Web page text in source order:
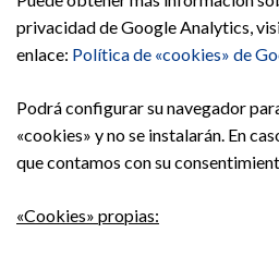
privacidad de Google Analytics,
enlace: Política de «cookies» de
Podrá configurar su navegador
«cookies» y no se instalarán. En
que contamos con su
«Cookies» propias: